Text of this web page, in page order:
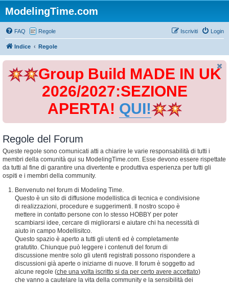
ModelingTime.com
FAQ Regole Login
Iscriviti
Indice Regole
Group Build MADE IN UK
2026/2027:SEZIONE
APERTA! QUI!
Regole del Forum
Queste regole sono comunicati atti a chiarire le varie responsabilità di tutti i
membri della comunità qui su ModelingTime.com. Esse devono essere rispettate
da tutti al fine di garantire una divertente e produttiva esperienza per tutti gli
ospiti e i membri della community.
Benvenuto nel forum di Modeling Time.
Questo è un sito di diffusione modellistica di tecnica e condivisione
di realizzazioni, procedure e suggerimenti. Il nostro scopo è
mettere in contatto persone con lo stesso HOBBY per poter
scambiarsi idee, cercare di migliorarsi e aiutare chi ha necessità di
aiuto in campo Modellisitco.
Questo spazio è aperto a tutti gli utenti ed è completamente
gratutito. Chiunque può leggere i contenuti del forum di
discussione mentre solo gli utenti registrati possono rispondere a
discussioni già aperte o iniziarne di nuove. Il forum è soggetto ad
alcune regole (che una volta iscritto si da per certo avere accettato)
che vanno a cautelare la vita della community e la sensibilità dei